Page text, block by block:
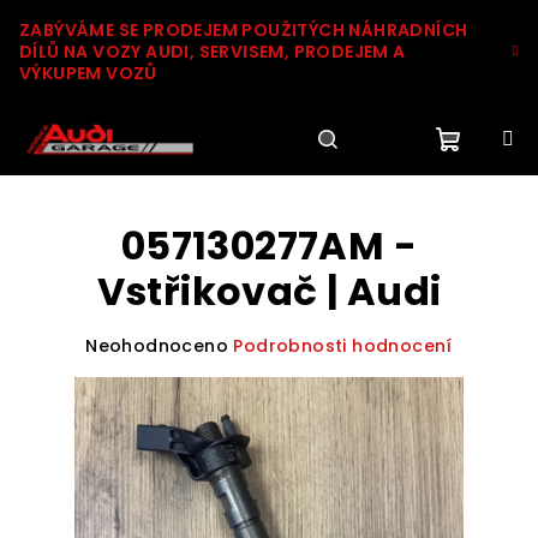
na
obsah
ZABÝVÁME SE PRODEJEM POUŽITÝCH NÁHRADNÍCH
DÍLŮ NA VOZY AUDI, SERVISEM, PRODEJEM A
VÝKUPEM VOZŮ
HledatPřihlášení
057130277AM -
Vstřikovač | Audi
Průměrné
produktu
je
0,0
z
5
hvězdiček.
Neohodnoceno Podrobnosti hodnocení